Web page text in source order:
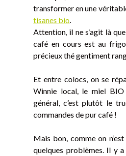
transformer en une
tisanes bio.
Attention, il ne s’agit là
café en cours est au
précieux thé gentiment
Et entre colocs, on se
Winnie local, le miel BIO
général, c’est plutôt le
commandes de pur café !
Mais bon, comme on
quelques problèmes. Il y